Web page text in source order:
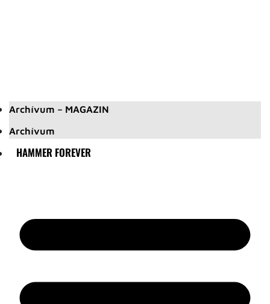
Archívum – MAGAZIN
Archívum
HAMMER FOREVER